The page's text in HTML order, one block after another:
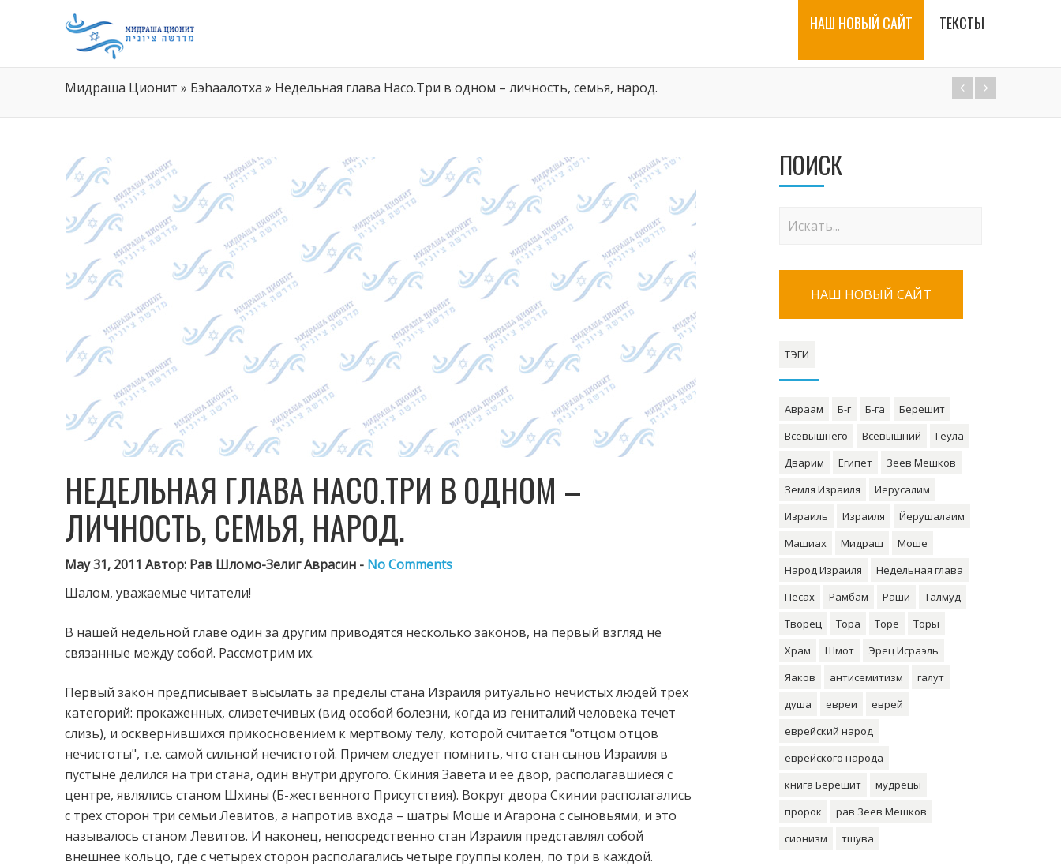
НАШ НОВЫЙ САЙТ ТЕКСТЫ
Мидраша Ционит » Бэhаалотха » Недельная глава Насо.Три в одном – личность, семья, народ.
НЕДЕЛЬНАЯ ГЛАВА НАСО.ТРИ В ОДНОМ –
ЛИЧНОСТЬ, СЕМЬЯ, НАРОД.
May 31, 2011 Автор: Рав Шломо-Зелиг Аврасин - No Comments
Шалом, уважаемые читатели!
В нашей недельной главе один за другим приводятся несколько законов, на первый взгляд не
связанные между собой. Рассмотрим их.
Первый закон предписывает высылать за пределы стана Израиля ритуально нечистых людей трех
категорий: прокаженных, слизетечивых (вид особой болезни, когда из гениталий человека течет
слизь), и осквернившихся прикосновением к мертвому телу, которой считается "отцом отцов
нечистоты", т.е. самой сильной нечистотой. Причем следует помнить, что стан сынов Израиля в
пустыне делился на три стана, один внутри другого. Скиния Завета и ее двор, располагавшиеся с
центре, являлись станом Шхины (Б-жественного Присутствия). Вокруг двора Скинии располагались
с трех сторон три семьи Левитов, а напротив входа – шатры Моше и Агарона с сыновьями, и это
называлось станом Левитов. И наконец, непосредственно стан Израиля представлял собой
внешнее кольцо, где с четырех сторон располагались четыре группы колен, по три в каждой.
ПОИСК
НАШ НОВЫЙ САЙТ
ТЭГИ
Авраам Б-г Б-га
Берешит
Всевышнего
Всевышний
Геула
Дварим
Египет
Зеев Мешков
Земля Израиля
Иерусалим
Израиль
Израиля
Йерушалаим
Машиах
Мидраш
Моше
Народ Израиля
Недельная глава
Песах
Рамбам Раши
Талмуд
Творец
Тора Торе
Торы
Храм
Шмот
Эрец Исраэль
Яаков
антисемитизм
галут
душа
евреи
еврей
еврейский народ
еврейского народа
книга Берешит
мудрецы
пророк
рав Зеев Мешков
сионизм
тшува